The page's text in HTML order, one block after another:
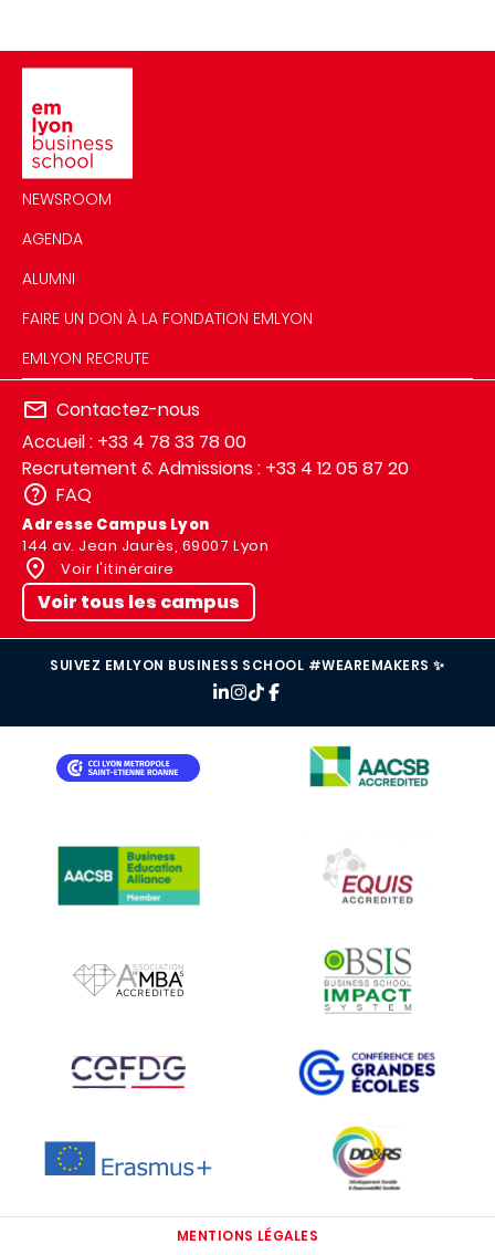
NEWSROOM
AGENDA
ALUMNI
FAIRE UN DON À LA FONDATION EMLYON
EMLYON RECRUTE
Contactez-nous
Accueil : +33 4 78 33 78 00
Recrutement & Admissions : +33 4 12 05 87 20
FAQ
Adresse Campus Lyon
144 av. Jean Jaurès, 69007 Lyon
Voir l'itinéraire
Voir tous les campus
SUIVEZ EMLYON BUSINESS SCHOOL #WEAREMAKERS ✨
IMAGE
IMAGE
IMAGE
IMAGE
IMAGE IMAGE
MENTIONS LÉGALES